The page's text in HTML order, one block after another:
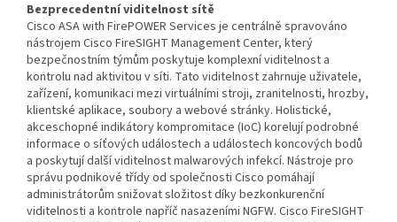
Bezprecedentní viditelnost sítě
Cisco ASA with FirePOWER Services je centrálně spravováno
nástrojem Cisco FireSIGHT Management Center, který
bezpečnostním týmům poskytuje komplexní viditelnost a
kontrolu nad aktivitou v síti. Tato viditelnost zahrnuje uživatele,
zařízení, komunikaci mezi virtuálními stroji, zranitelnosti, hrozby,
klientské aplikace, soubory a webové stránky. Holistické,
akceschopné indikátory kompromitace (IoC) korelují podrobné
informace o síťových událostech a událostech koncových bodů
a poskytují další viditelnost malwarových infekcí. Nástroje pro
správu podnikové třídy od společnosti Cisco pomáhají
administrátorům snižovat složitost díky bezkonkurenční
viditelnosti a kontrole napříč nasazeními NGFW. Cisco FireSIGHT